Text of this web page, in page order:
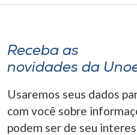
A-
Receba as
novidades da
Usaremos seus dados
com você sobre
podem ser de seu